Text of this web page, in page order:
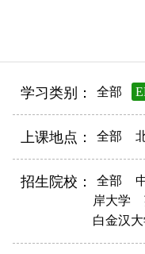
学习类别： 全部
上课地点： 全部
招生院校： 全部
岸大学
白金汉